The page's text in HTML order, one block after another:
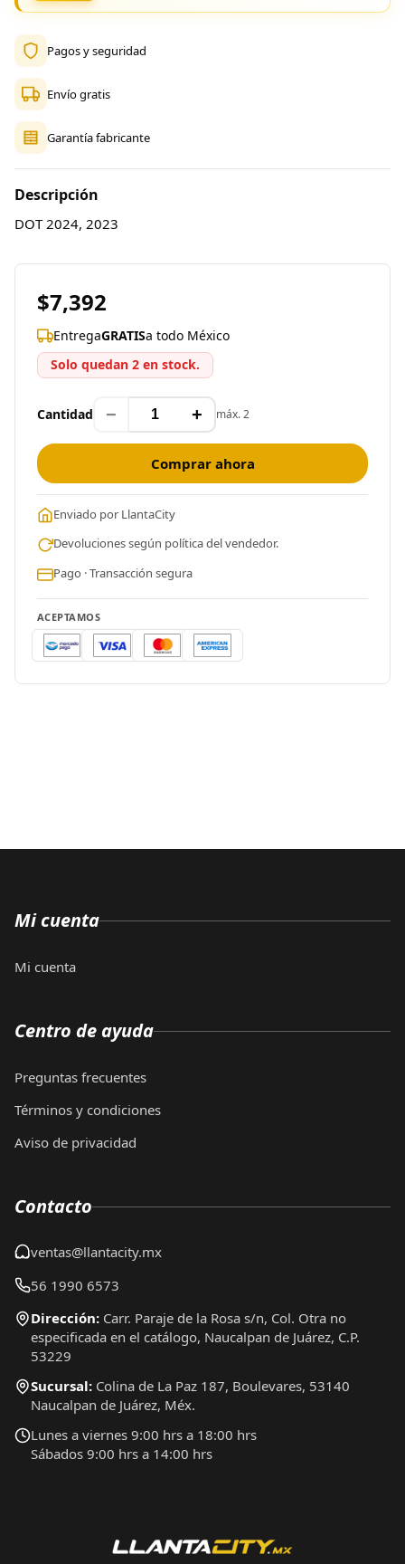
Pagos y seguridad
Envío gratis
Garantía fabricante
Descripción
DOT 2024, 2023
$7,392
EntregaGRATISa todo México
Solo quedan 2 en stock.
Cantidad − + máx. 2
Comprar ahora
Enviado por LlantaCity
Devoluciones según política del vendedor.
Pago · Transacción segura
ACEPTAMOS
Mi cuenta
Mi cuenta
Centro de ayuda
Preguntas frecuentes
Términos y condiciones
Aviso de privacidad
Contacto
ventas@llantacity.mx
56 1990 6573
Dirección: Carr. Paraje de la Rosa s/n, Col. Otra no
especificada en el catálogo, Naucalpan de Juárez, C.P.
53229
Sucursal: Colina de La Paz 187, Boulevares, 53140
Naucalpan de Juárez, Méx.
Lunes a viernes 9:00 hrs a 18:00 hrs
Sábados 9:00 hrs a 14:00 hrs